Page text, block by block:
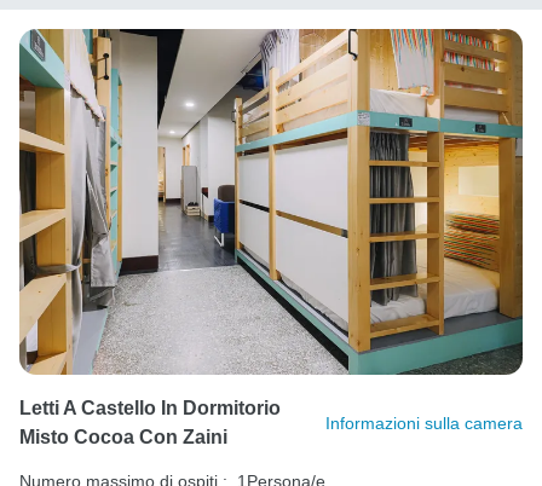
Letti A Castello In Dormitorio
Misto Cocoa Con Zaini
Informazioni sulla camera
Numero massimo di ospiti : 1Persona/e